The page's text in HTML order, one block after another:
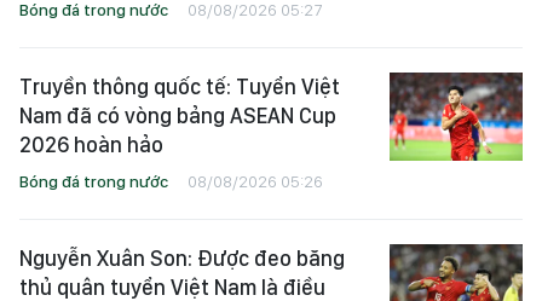
Bóng đá trong nước 08/08/2026 05:27
Truyền thông quốc tế: Tuyển Việt
Nam đã có vòng bảng ASEAN Cup
2026 hoàn hảo
Bóng đá trong nước 08/08/2026 05:26
Nguyễn Xuân Son: Được đeo băng
thủ quân tuyển Việt Nam là điều